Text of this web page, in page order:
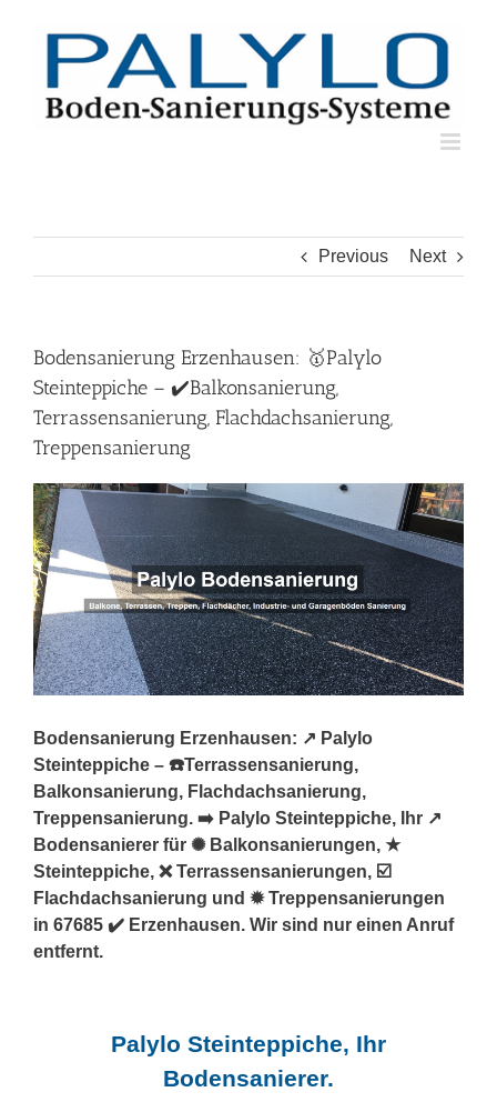
Previous Next
Bodensanierung Erzenhausen: 🥇Palylo
Steinteppiche – ✔️Balkonsanierung,
Terrassensanierung, Flachdachsanierung,
Treppensanierung
Bodensanierung Erzenhausen: ↗️ Palylo
Steinteppiche – ☎️Terrassensanierung,
Balkonsanierung, Flachdachsanierung,
Treppensanierung. ➡️ Palylo Steinteppiche, Ihr ↗️
Bodensanierer für ✺ Balkonsanierungen, ★
Steinteppiche, ❌ Terrassensanierungen, ☑️
Flachdachsanierung und ✹ Treppensanierungen
in 67685 ✔️ Erzenhausen. Wir sind nur einen Anruf
entfernt.
Palylo Steinteppiche, Ihr
Bodensanierer.